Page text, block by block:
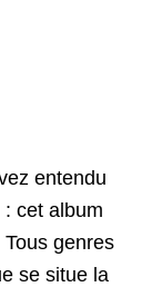
entendu
cet album
Tous genres
se situe la